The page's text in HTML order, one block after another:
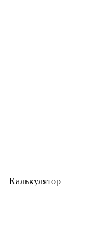
Калькулятор